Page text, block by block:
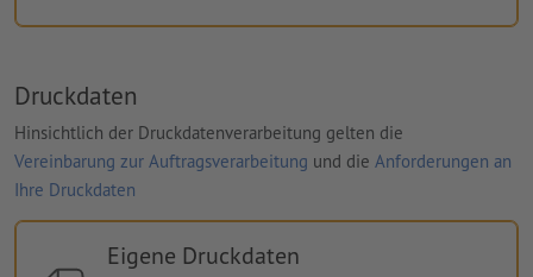
Druckdaten
Hinsichtlich der Druckdatenverarbeitung gelten die
Vereinbarung zur Auftragsverarbeitung und die Anforderungen an
Ihre Druckdaten
Eigene Druckdaten